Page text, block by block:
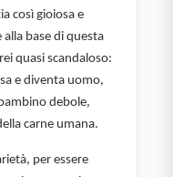
così gioiosa e
base di questa
quasi scandaloso:
e diventa uomo,
debole,
carne umana.
per essere